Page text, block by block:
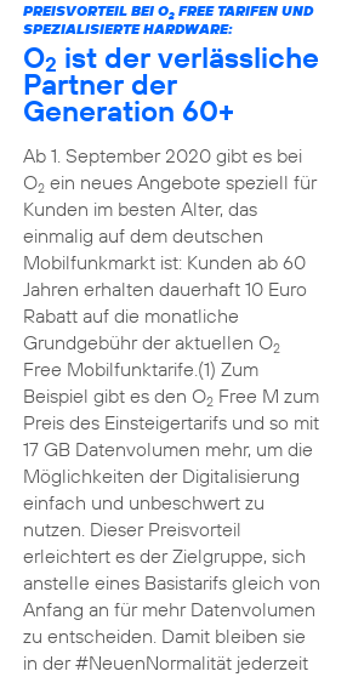
PREISVORTEIL BEI O2FREE TARIFEN UND
SPEZIALISIERTE HARDWARE:
O2 ist der verlässliche
Partner der
Generation 60+
Ab 1. September 2020 gibt es bei
O2ein neues Angebote speziell für
Kunden im besten Alter, das
einmalig auf dem deutschen
Mobilfunkmarkt ist: Kunden ab 60
Jahren erhalten dauerhaft 10 Euro
Rabatt auf die monatliche
Grundgebühr der aktuellen O2
Free Mobilfunktarife.(1) Zum
Beispiel gibt es den O2Free M zum
Preis des Einsteigertarifs und so mit
17 GB Datenvolumen mehr, um die
Möglichkeiten der Digitalisierung
einfach und unbeschwert zu
nutzen. Dieser Preisvorteil
erleichtert es der Zielgruppe, sich
anstelle eines Basistarifs gleich von
Anfang an für mehr Datenvolumen
zu entscheiden. Damit bleiben sie
in der #NeuenNormalität jederzeit